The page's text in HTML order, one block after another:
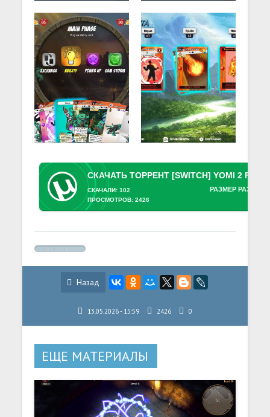
РАЗМЕР
СКАЧАЛИ: 102
ПРОСМОТРОВ: 2426
Назад
13.05.2026 - 15:59 2426 0
ЕЩЕ МАТЕРИАЛЫ